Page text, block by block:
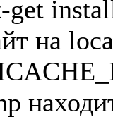
get
на